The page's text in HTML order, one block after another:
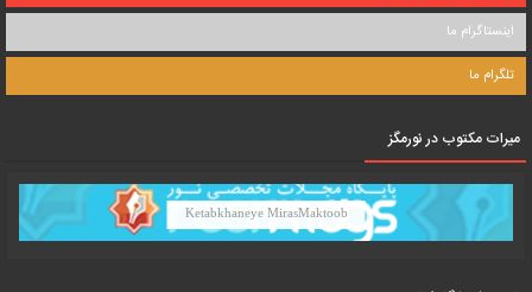
اینستاگرام ما
تلگرام ما
میرات مکتوب در نورمگز
Ketabkhaneye MirasMaktoob